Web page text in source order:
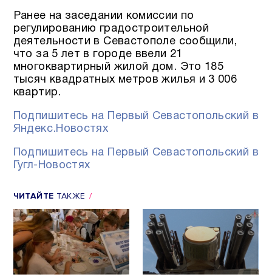
Ранее на заседании комиссии по
регулированию градостроительной
деятельности в Севастополе сообщили,
что за 5 лет в городе ввели 21
многоквартирный жилой дом. Это 185
тысяч квадратных метров жилья и 3 006
квартир.
Подпишитесь на Первый Севастопольский в
Яндекс.Новостях
Подпишитесь на Первый Севастопольский в
Гугл-Новостях
ЧИТАЙТЕ ТАКЖЕ